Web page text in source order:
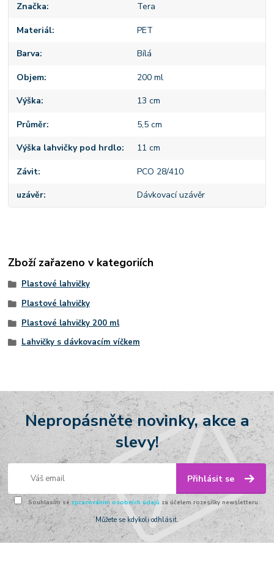
Značka Tera
Materiál PET
Barva Bílá
Objem 200 ml
Výška 13 cm
Průměr 5,5 cm
Výška lahvičky pod hrdlo 11 cm
Závit PCO 28/410
uzávěr Dávkovací uzávěr
Zboží zařazeno v kategoriích
Plastové lahvičky
Plastové lahvičky
Plastové lahvičky 200 ml
Lahvičky s dávkovacím víčkem
Nepropásněte novinky, akce a
slevy!
Přihlásit se
Souhlasím se zpracováním osobních údajů za účelem rozesílky newsletteru.
Můžete se kdykoli odhlásit.